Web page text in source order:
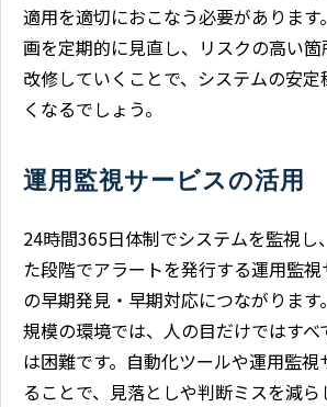
適用を適切におこなう必要がありま
画を定期的に見直し、リスクの高い
改修していくことで、システムの安
くなるでしょう。
運用監視サービスの活用
24時間365日体制でシステムを監視し
た段階でアラートを発行する運用監
の早期発見・早期対応につながりま
規模の環境では、人の目だけではすべ
は困難です。自動化ツールや運用監
ることで、見落としや判断ミスを減